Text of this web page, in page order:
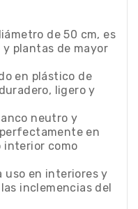
de 50 cm, es
plantas de mayor
en plástico de
ligero y
neutro y
en
interior como
uso en interiores y
inclemencias del